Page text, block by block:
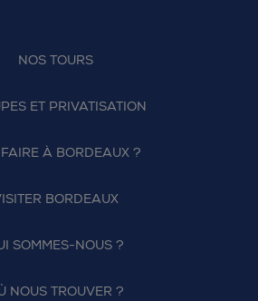
NOS TOURS
ET PRIVATISATION
À BORDEAUX ?
BORDEAUX
SOMMES-NOUS ?
NOUS TROUVER ?